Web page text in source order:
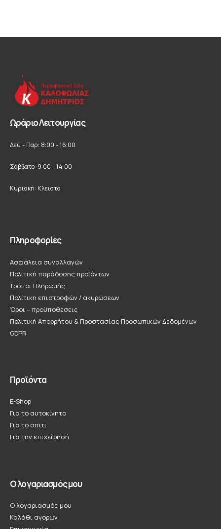
Ωράριο Λειτουργίας
Δεύ - Παρ: 8:00 - 16:00
Σάββατο: 9:00 - 14:00
Κυριακή: Κλειστά
Πληροφορίες
Ασφάλεια συναλλαγών
Πολιτική παράδοσης προϊόντων
Τρόποι Πληρωμής
Πολίτικη επιστροφών / ακυρώσεων
Όροι – προϋποθέσεις
Πολιτική Απορρήτου & Προστασίας Προσωπικών Δεδομένων
GDPR
Προϊόντα
E-Shop
Για το αυτοκίνητο
Για το σπιτι
Για την επιχείρησή
Ο λογαριασμός μου
Ο λογαριασμός μου
Καλάθι αγορών